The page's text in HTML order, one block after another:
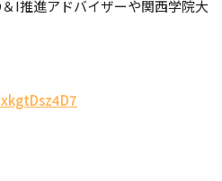
I推進アドバイザーや関西学院大